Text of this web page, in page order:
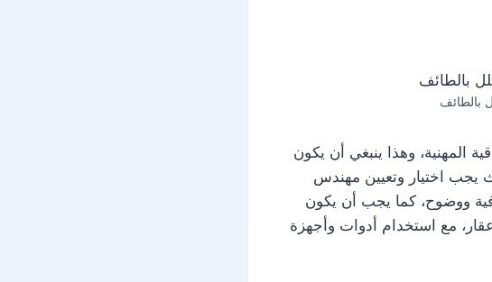
المهنية، وهذا ينبغي أن يكون
اختيار وتعيين مهندس
ووضوح، كما يجب أن يكون
مع استخدام أدوات وأجهزة